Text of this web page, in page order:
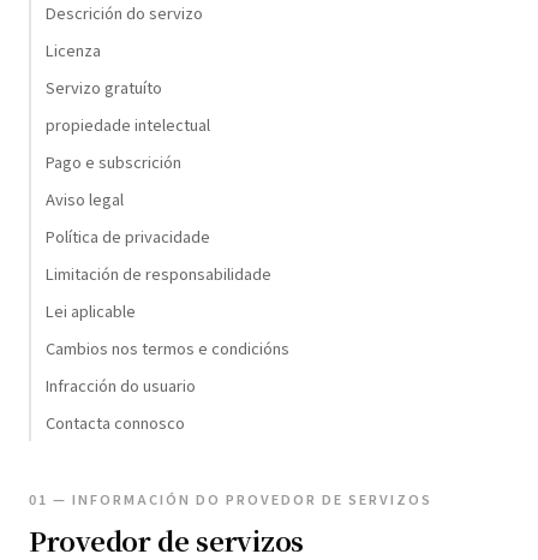
Descrición do servizo
Licenza
Servizo gratuíto
propiedade intelectual
Pago e subscrición
Aviso legal
Política de privacidade
Limitación de responsabilidade
Lei aplicable
Cambios nos termos e condicións
Infracción do usuario
Contacta connosco
01 — INFORMACIÓN DO PROVEDOR DE SERVIZOS
Provedor de servizos